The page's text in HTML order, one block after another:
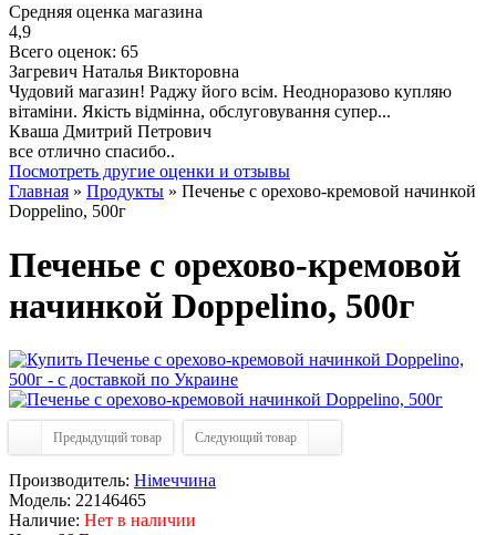
Средняя оценка магазина
4,9
Всего оценок: 65
Загревич Наталья Викторовна
Чудовий магазин! Раджу його всім. Неодноразово купляю
вітаміни. Якість відмінна, обслуговування супер...
Кваша Дмитрий Петрович
все отлично спасибо..
Посмотреть другие оценки и отзывы
Главная » Продукты » Печенье с орехово-кремовой начинкой
Doppelino, 500г
Печенье с орехово-кремовой
начинкой Doppelino, 500г
Предыдущий товар Следующий товар
Производитель: Німеччина
Модель: 22146465
Наличие: Нет в наличии